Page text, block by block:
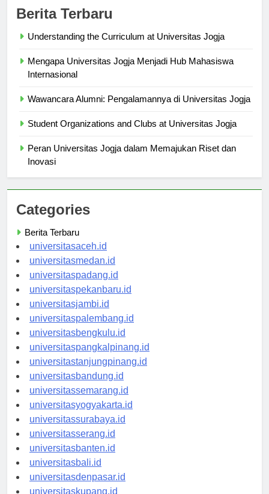
Mengapa Universitas Jogja Menjadi Hub Mahasiswa
Peran Universitas Jogja dalam Memajukan Riset dan
Categories
Berita Terbaru
universitasaceh.id
universitasmedan.id
universitaspadang.id
universitaspekanbaru.id
universitasjambi.id
universitaspalembang.id
universitasbengkulu.id
universitaspangkalpinang.id
universitastanjungpinang.id
universitasbandung.id
universitassemarang.id
universitasyogyakarta.id
universitassurabaya.id
universitasserang.id
universitasbanten.id
universitasbali.id
universitasdenpasar.id